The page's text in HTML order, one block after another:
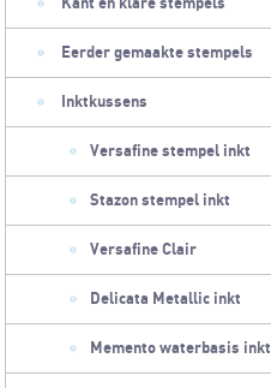
Kant en klare stempels
Eerder gemaakte stempels
Inktkussens
Versafine stempel inkt
Stazon stempel inkt
Versafine Clair
Delicata Metallic inkt
Memento waterbasis inkt